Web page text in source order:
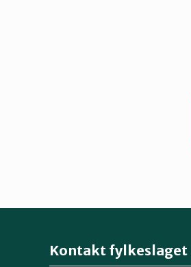
Kontakt fylkeslaget